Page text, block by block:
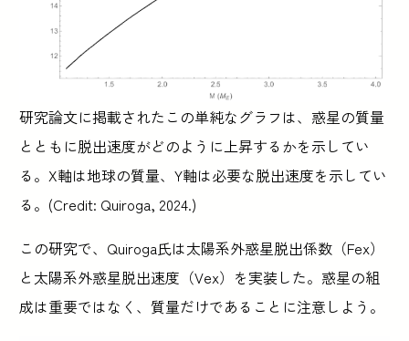
研究論文に掲載されたこの単純なグラフは、惑星の質量
とともに脱出速度がどのように上昇するかを示してい
る。X軸は地球の質量、Y軸は必要な脱出速度を示してい
る。(Credit: Quiroga, 2024.)
この研究で、Quiroga氏は太陽系外惑星脱出係数（Fex）
と太陽系外惑星脱出速度（Vex）を実装した。惑星の組
成は重要ではなく、質量だけであることに注意しよう。